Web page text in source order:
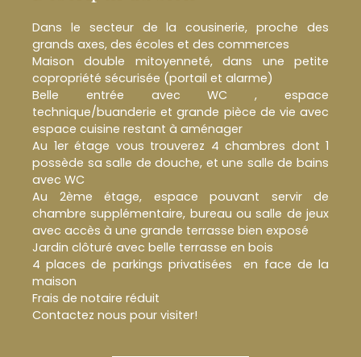
Dans le secteur de la cousinerie, proche des
grands axes, des écoles et des commerces
Maison double mitoyenneté, dans une petite
copropriété sécurisée (portail et alarme)
Belle entrée avec WC , espace
technique/buanderie et grande pièce de vie avec
espace cuisine restant à aménager
Au 1er étage vous trouverez 4 chambres dont 1
possède sa salle de douche, et une salle de bains
avec WC
Au 2ème étage, espace pouvant servir de
chambre supplémentaire, bureau ou salle de jeux
avec accès à une grande terrasse bien exposé
Jardin clôturé avec belle terrasse en bois
4 places de parkings privatisées en face de la
maison
Frais de notaire réduit
Contactez nous pour visiter!